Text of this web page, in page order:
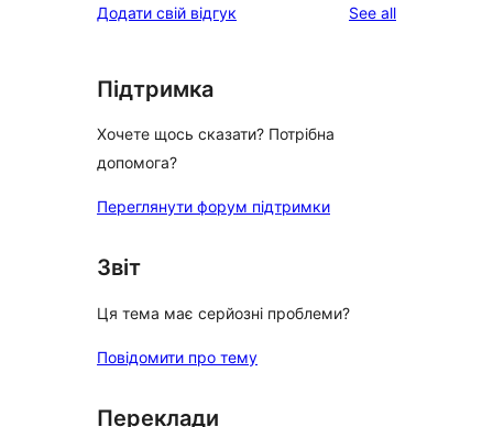
review
star
Додати свій відгук See allreviews
Підтримка
Хочете щось сказати? Потрібна
допомога?
Переглянути форум підтримки
Звіт
Ця тема має серйозні проблеми?
Повідомити про тему
Переклади